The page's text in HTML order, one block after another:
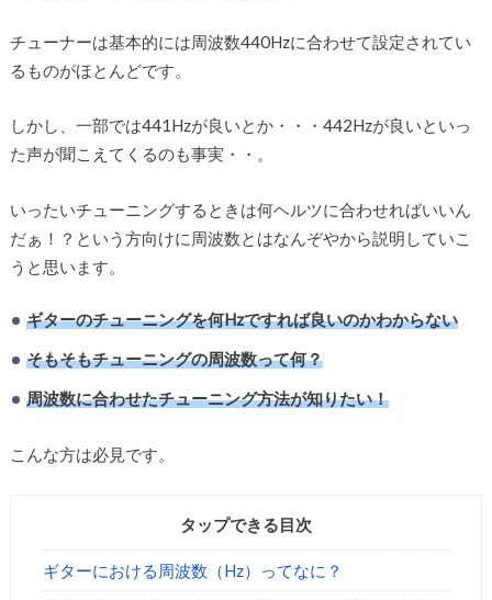
チューナーは基本的には周波数440Hzに合わせて設定されてい
るものがほとんどです。
しかし、一部では441Hzが良いとか・・・442Hzが良いといっ
た声が聞こえてくるのも事実・・。
いったいチューニングするときは何ヘルツに合わせればいいん
だぁ！？という方向けに周波数とはなんぞやから説明していこ
うと思います。
ギターのチューニングを何Hzですれば良いのかわからない
そもそもチューニングの周波数って何？
周波数に合わせたチューニング方法が知りたい！
こんな方は必見です。
タップできる目次
ギターにおける周波数（Hz）ってなに？